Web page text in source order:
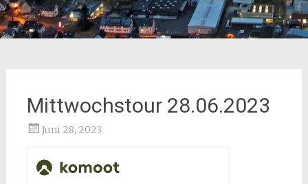
Mittwochstour 28.06.2023
Juni 28, 2023